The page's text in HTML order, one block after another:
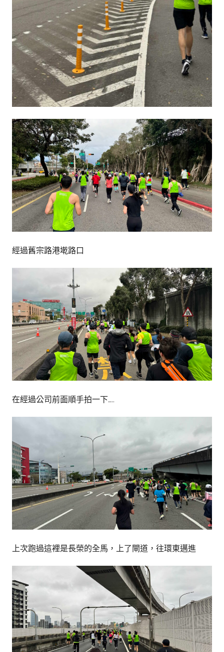
經過舊宗路港墘路口
在經過公司前面順手拍一下…..
上次跑過這裡是長榮的全馬，上了閘道，往環東邁進